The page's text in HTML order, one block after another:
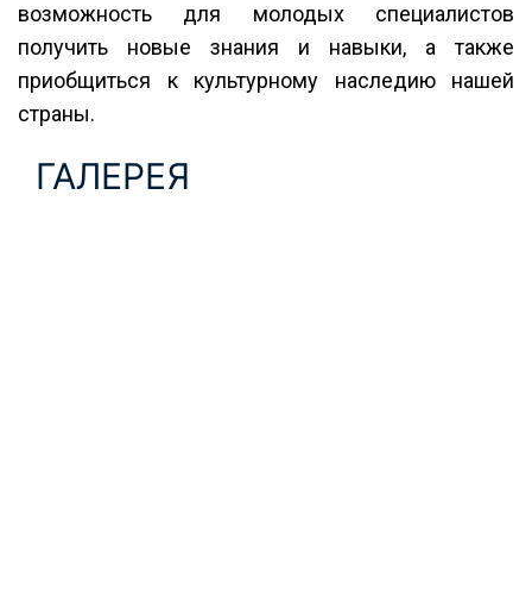
возможность для молодых специалистов
получить новые знания и навыки, а также
приобщиться к культурному наследию нашей
страны.
ГАЛЕРЕЯ